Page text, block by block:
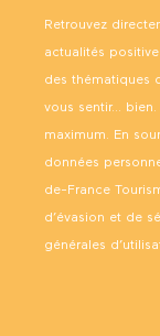
Retrouvez
actualités
des thématiques
vous sentir…
maximum. En
données
de-France
d’évasion et de
générales